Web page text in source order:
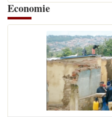
Economie